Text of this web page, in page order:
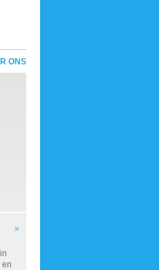
ONS
»
en